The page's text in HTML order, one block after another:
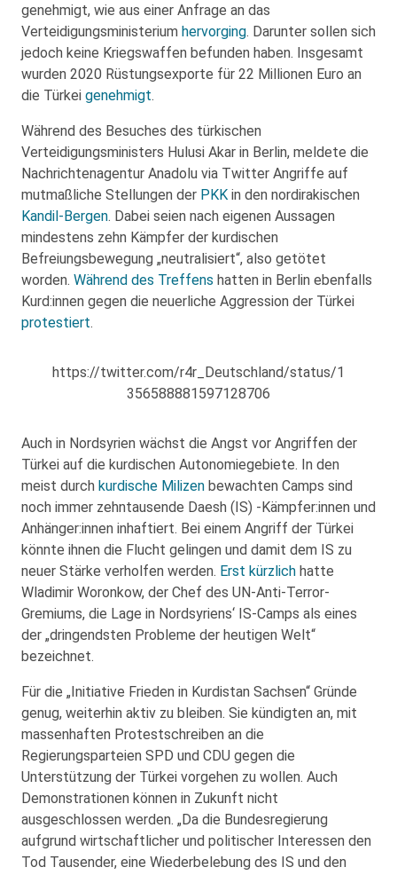
genehmigt, wie aus einer Anfrage an das
Verteidigungsministerium hervorging. Darunter sollen sich
jedoch keine Kriegswaffen befunden haben. Insgesamt
wurden 2020 Rüstungsexporte für 22 Millionen Euro an
die Türkei genehmigt.
Während des Besuches des türkischen
Verteidigungsministers Hulusi Akar in Berlin, meldete die
Nachrichtenagentur Anadolu via Twitter Angriffe auf
mutmaßliche Stellungen der PKK in den nordirakischen
Kandil-Bergen. Dabei seien nach eigenen Aussagen
mindestens zehn Kämpfer der kurdischen
Befreiungsbewegung „neutralisiert“, also getötet
worden. Während des Treffens hatten in Berlin ebenfalls
Kurd:innen gegen die neuerliche Aggression der Türkei
protestiert.
https://twitter.com/r4r_Deutschland/status/1
356588881597128706
Auch in Nordsyrien wächst die Angst vor Angriffen der
Türkei auf die kurdischen Autonomiegebiete. In den
meist durch kurdische Milizen bewachten Camps sind
noch immer zehntausende Daesh (IS) -Kämpfer:innen und
Anhänger:innen inhaftiert. Bei einem Angriff der Türkei
könnte ihnen die Flucht gelingen und damit dem IS zu
neuer Stärke verholfen werden. Erst kürzlich hatte
Wladimir Woronkow, der Chef des UN-Anti-Terror-
Gremiums, die Lage in Nordsyriens‘ IS-Camps als eines
der „dringendsten Probleme der heutigen Welt“
bezeichnet.
Für die „Initiative Frieden in Kurdistan Sachsen“ Gründe
genug, weiterhin aktiv zu bleiben. Sie kündigten an, mit
massenhaften Protestschreiben an die
Regierungsparteien SPD und CDU gegen die
Unterstützung der Türkei vorgehen zu wollen. Auch
Demonstrationen können in Zukunft nicht
ausgeschlossen werden. „Da die Bundesregierung
aufgrund wirtschaftlicher und politischer Interessen den
Tod Tausender, eine Wiederbelebung des IS und den